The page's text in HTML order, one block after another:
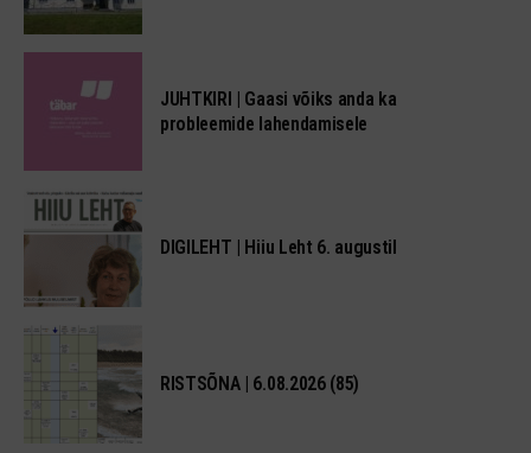
JUHTKIRI | Gaasi võiks anda ka
probleemide lahendamisele
DIGILEHT | Hiiu Leht 6. augustil
RISTSÕNA | 6.08.2026 (85)